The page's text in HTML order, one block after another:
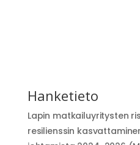
Hanketieto
Lapin matkailuyritysten
resilienssin